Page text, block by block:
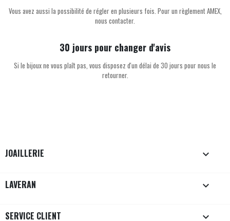
Vous avez aussi la possibilité de régler en plusieurs fois. Pour un règlement AMEX,
nous contacter.
30 jours pour changer d'avis
Si le bijoux ne vous plaît pas, vous disposez d'un délai de 30 jours pour nous le
retourner.
JOAILLERIE 
LAVERAN 
SERVICE CLIENT 